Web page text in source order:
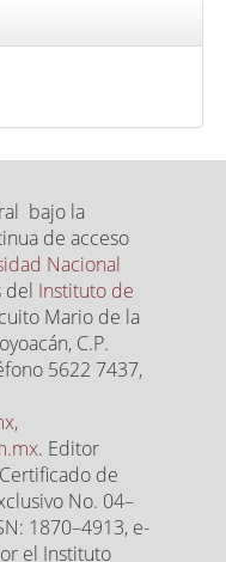
bajo la
de acceso
Nacional
del Instituto de
Mario de la
C.P.
5622 7437,
. Editor
de
No. 04–
1870–4913, e-
el Instituto